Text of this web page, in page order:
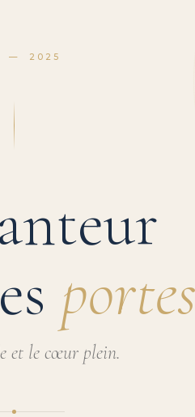
— 2025
et le cœur plein.